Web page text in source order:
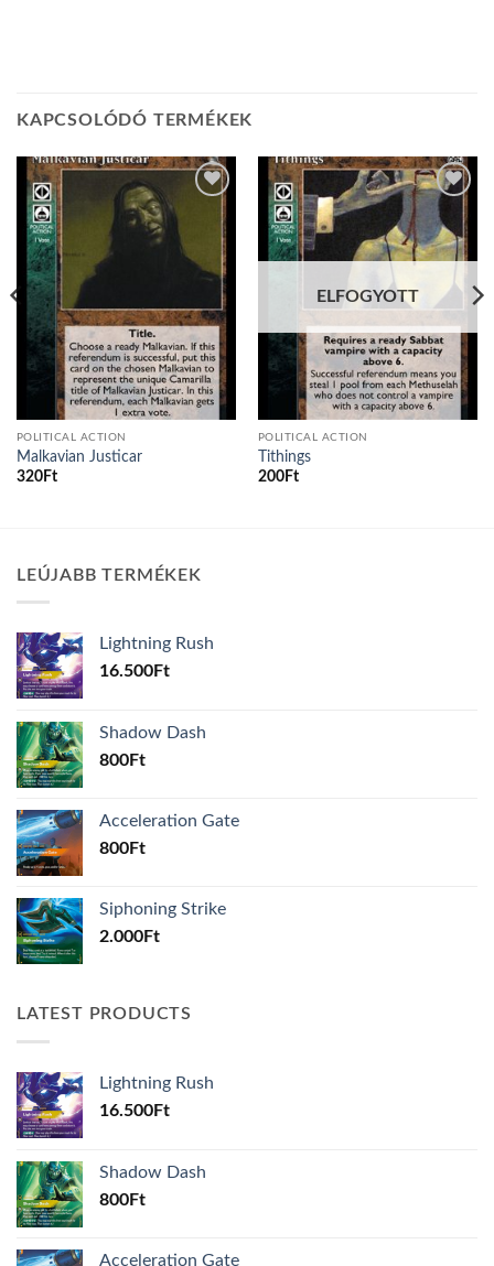
KAPCSOLÓDÓ TERMÉKEK
Add to
wishlist
POLITICAL ACTION
Malkavian Justicar
320Ft
Add to
wishlist
ELFOGYOTT
POLITICAL ACTION
Tithings
200Ft
LEÚJABB TERMÉKEK
Lightning Rush
16.500Ft
Shadow Dash
800Ft
Acceleration Gate
800Ft
Siphoning Strike
2.000Ft
LATEST PRODUCTS
Lightning Rush
16.500Ft
Shadow Dash
800Ft
Acceleration Gate